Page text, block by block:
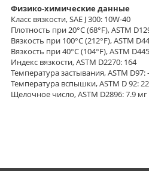
Физико-химические данные
Класс вязкости, SAE J 300: 10W-40
Плотность при 20°C (68°F), ASTM
Вязкость при 100°C (212°F), ASTM
Вязкость при 40°C (104°F), ASTM
Индекс вязкости, ASTM D2270: 164
Температура застывания, ASTM D97:
Температура вспышки, ASTM D 92:
Щелочное число, ASTM D2896: 7.9 мг